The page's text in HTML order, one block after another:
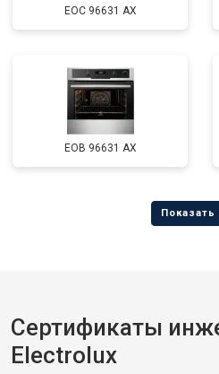
EOC 96631 AX
EOB 96631 AX
Сертификаты
Electrolux